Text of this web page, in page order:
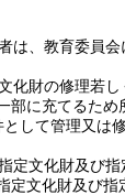
、教育委員
化財の修理若
に充てるた
して管理又は
定文化財及び
文化財及び